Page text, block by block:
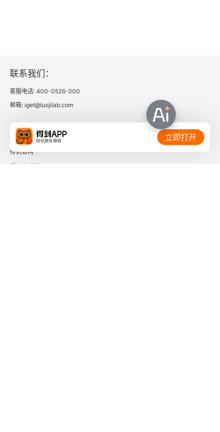
联系我们：
客服电话: 400-0526-000
邮箱: iget@luojilab.com
相关链接：
得到官网
立即打开